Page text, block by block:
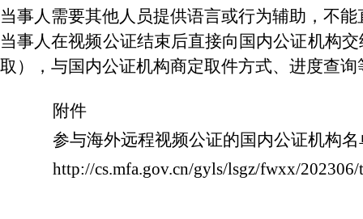
当事人需要其他人员提供语言或行为辅助，不
当事人在视频公证结束后直接向国内公证机构
取），与国内公证机构商定取件方式、进度查
附件
参与海外远程视频公证的国内公证机构
http://cs.mfa.gov.cn/gyls/lsgz/fwxx/